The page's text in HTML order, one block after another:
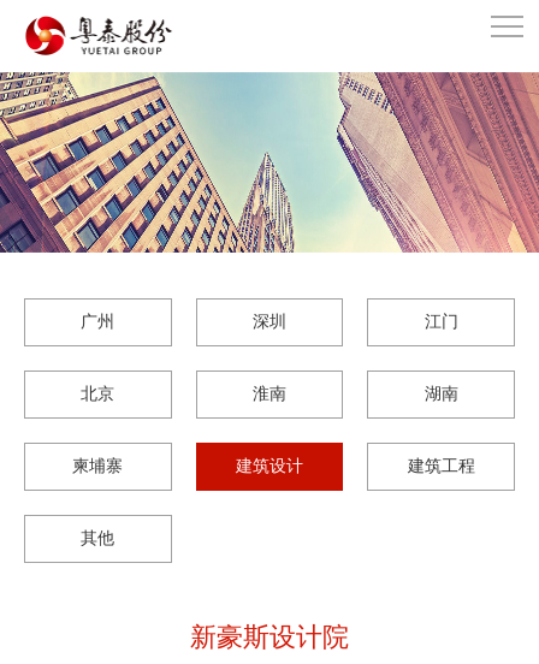
广州 深圳 江门
北京 淮南 湖南
柬埔寨 建筑设计 建筑工程
其他
新豪斯设计院